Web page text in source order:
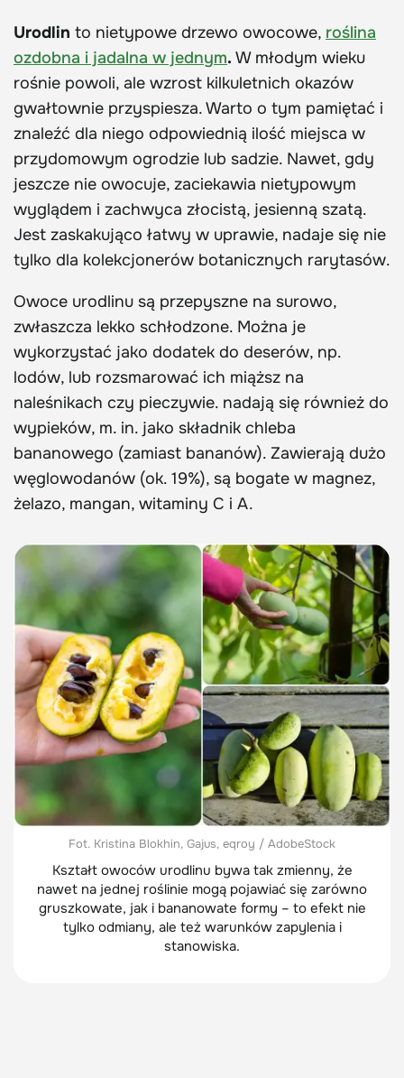
Urodlin to nietypowe drzewo owocowe, roślina
ozdobna i jadalna w jednym. W młodym wieku
rośnie powoli, ale wzrost kilkuletnich okazów
gwałtownie przyspiesza. Warto o tym pamiętać i
znaleźć dla niego odpowiednią ilość miejsca w
przydomowym ogrodzie lub sadzie. Nawet, gdy
jeszcze nie owocuje, zaciekawia nietypowym
wyglądem i zachwyca złocistą, jesienną szatą.
Jest zaskakująco łatwy w uprawie, nadaje się nie
tylko dla kolekcjonerów botanicznych rarytasów.
Owoce urodlinu są przepyszne na surowo,
zwłaszcza lekko schłodzone. Można je
wykorzystać jako dodatek do deserów, np.
lodów, lub rozsmarować ich miąższ na
naleśnikach czy pieczywie. nadają się również do
wypieków, m. in. jako składnik chleba
bananowego (zamiast bananów). Zawierają dużo
węglowodanów (ok. 19%), są bogate w magnez,
żelazo, mangan, witaminy C i A.
Fot. Kristina Blokhin, Gajus, eqroy / AdobeStock
Kształt owoców urodlinu bywa tak zmienny, że
nawet na jednej roślinie mogą pojawiać się zarówno
gruszkowate, jak i bananowate formy – to efekt nie
tylko odmiany, ale też warunków zapylenia i
stanowiska.